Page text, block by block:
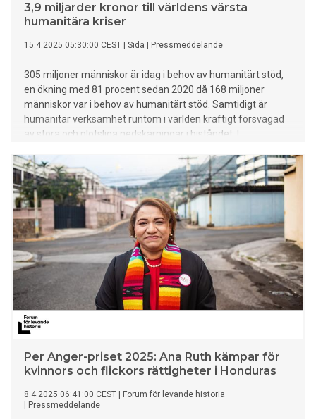
3,9 miljarder kronor till världens värsta
humanitära kriser
15.4.2025 05:30:00 CEST Sida Pressmeddelande
305 miljoner människor är idag i behov av humanitärt stöd,
en ökning med 81 procent sedan 2020 då 168 miljoner
människor var i behov av humanitärt stöd. Samtidigt är
humanitär verksamhet runtom i världen kraftigt försvagad
av stora och plötsliga nedskärningar i biståndet. I
sju procent. Sverige genom Sida fördelar nu 3,9 miljarder
kronor till partnerorganisationer för arbete i 30 humanitära
kriser. Mest stöd går till kriser i DR Kongo, Sudan, Palestina,
Etiopien, Afghanistan.
Per Anger-priset 2025: Ana Ruth kämpar för
kvinnors och flickors rättigheter i Honduras
8.4.2025 06:41:00 CEST
Forum för levande historia
Pressmeddelande